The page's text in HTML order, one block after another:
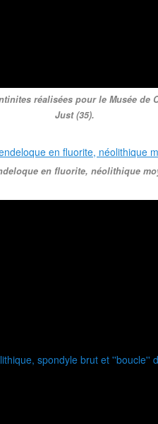
réalisées pour le Musée de
Just (35).
en fluorite, néolithique